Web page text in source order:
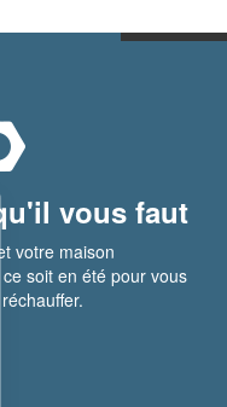
vous faut
votre maison
soit en été pour vous